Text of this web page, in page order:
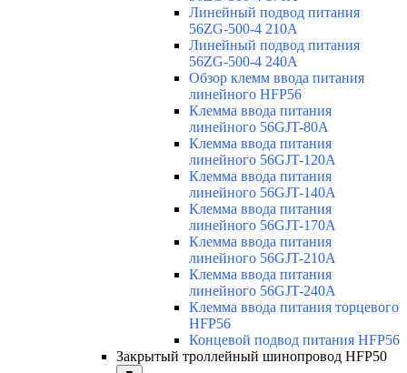
Линейный подвод питания
56ZG-500-4 210A
Линейный подвод питания
56ZG-500-4 240A
Обзор клемм ввода питания
линейного HFP56
Клемма ввода питания
линейного 56GJT-80A
Клемма ввода питания
линейного 56GJT-120A
Клемма ввода питания
линейного 56GJT-140A
Клемма ввода питания
линейного 56GJT-170A
Клемма ввода питания
линейного 56GJT-210A
Клемма ввода питания
линейного 56GJT-240A
Клемма ввода питания торцевого
HFP56
Концевой подвод питания HFP56
Закрытый троллейный шинопровод HFP50